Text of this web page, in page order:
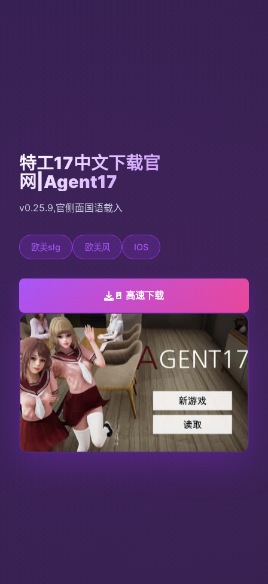
特工17中文下载官
网|Agent17
v0.25.9,官侧面国语载入
欧美slg 欧美风 IOS
🚪 高速下载